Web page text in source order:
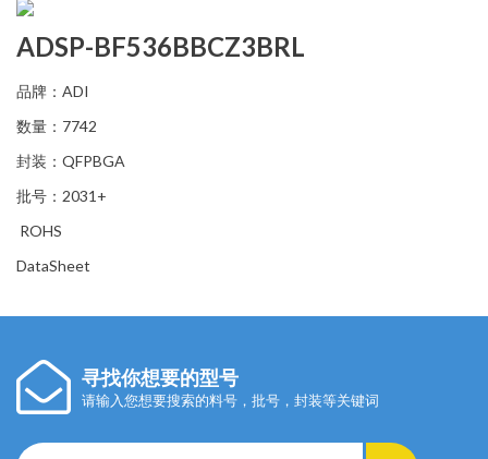
ADSP-BF536BBCZ3BRL
品牌：ADI
数量：7742
封装：QFPBGA
批号：2031+
ROHS
DataSheet
寻找你想要的型号
请输入您想要搜索的料号，批号，封装等关键词